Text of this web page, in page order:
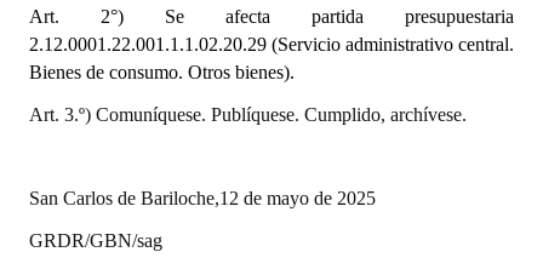
Audiencias Públicas - Registro
Mujeres que Dejaron Huellas - Registro
Periodistas Decanos - Registro
Banca del Vecino - Registro
Art. 2°) Se afecta partida presupuestaria
2.12.0001.22.001.1.1.02.20.29 (Servicio administrativo central.
Bienes de consumo. Otros bienes).
Art. 3.º) Comuníquese. Publíquese. Cumplido, archívese.
San Carlos de Bariloche,12 de mayo de 2025
GRDR/GBN/sag